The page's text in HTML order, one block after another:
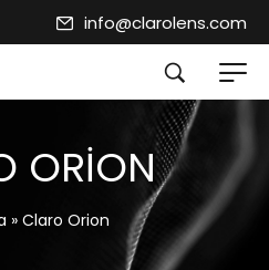
info@clarolens.com
ORION
» Claro Orion